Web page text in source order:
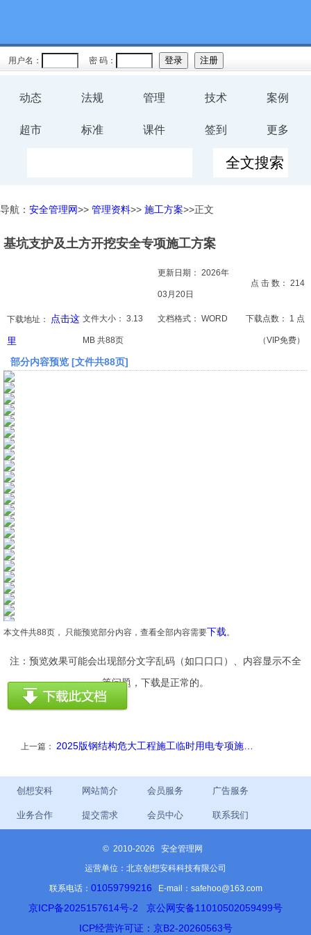
用户名： 密 码：
动态 法规 管理 技术 案例
超市 标准 课件 签到 更多
规程
预案
评价
生
环保
论文
导航： 安全管理网>> 管理资料>> 施工方案>>正文
基坑支护及土方开挖安全专项施工方案
更新日期： 2026年
03月20日
点 击 数： 214
下载地址：
点击这
里
文件大小： 3.13
MB 共88页
文档格式： WORD 下载点数： 1 点
（VIP免费）
部分内容预览 [文件共88页]
本文件共88页， 只能预览部分内容，查看全部内容需要下载。
注：预览效果可能会出现部分文字乱码（如口口口）、内容显示不全
等问题，下载是正常的。
上一篇： 2025版钢结构危大工程施工临时用电专项施…
创想安科 网站简介 会员服务 广告服务
业务合作 提交需求 会员中心 联系我们
© 2010-2026 安全管理网
运营单位：北京创想安科科技有限公司
联系电话： 01059799216 E-mail：safehoo@163.com
京ICP备2025157614号-2
京公网安备11010502059499号
ICP经营许可证：京B2-20260563号